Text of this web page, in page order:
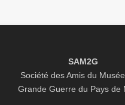
SAM2G
Société des Amis du
Grande Guerre du Pays de